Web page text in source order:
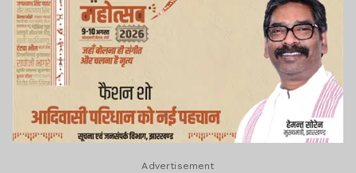
Advertisement